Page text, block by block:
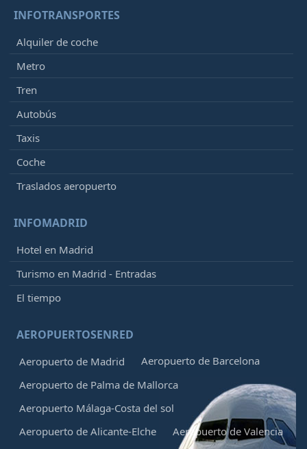
INFOTRANSPORTES
Alquiler de coche
Metro
Tren
Autobús
Taxis
Coche
Traslados aeropuerto
INFOMADRID
Hotel en Madrid
Turismo en Madrid - Entradas
El tiempo
AEROPUERTOSENRED
Aeropuerto de Madrid
Aeropuerto de Barcelona
Aeropuerto de Palma de Mallorca
Aeropuerto Málaga-Costa del sol
Aeropuerto de Alicante-Elche
Aeropuerto de Valencia